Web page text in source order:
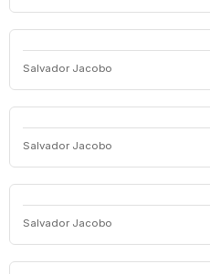
Salvador Jacobo
Salvador Jacobo
Salvador Jacobo